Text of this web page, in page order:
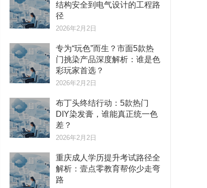
结构安全到电气设计的工程路
径
2026年2月2日
专为“玩色”而生？市面5款热
门挑染产品深度解析：谁是色
彩玩家首选？
2026年2月2日
布丁头终结行动：5款热门
DIY染发膏，谁能真正统一色
差？
2026年2月2日
重庆成人学历提升考试路径全
解析：壹点零教育帮你少走弯
路